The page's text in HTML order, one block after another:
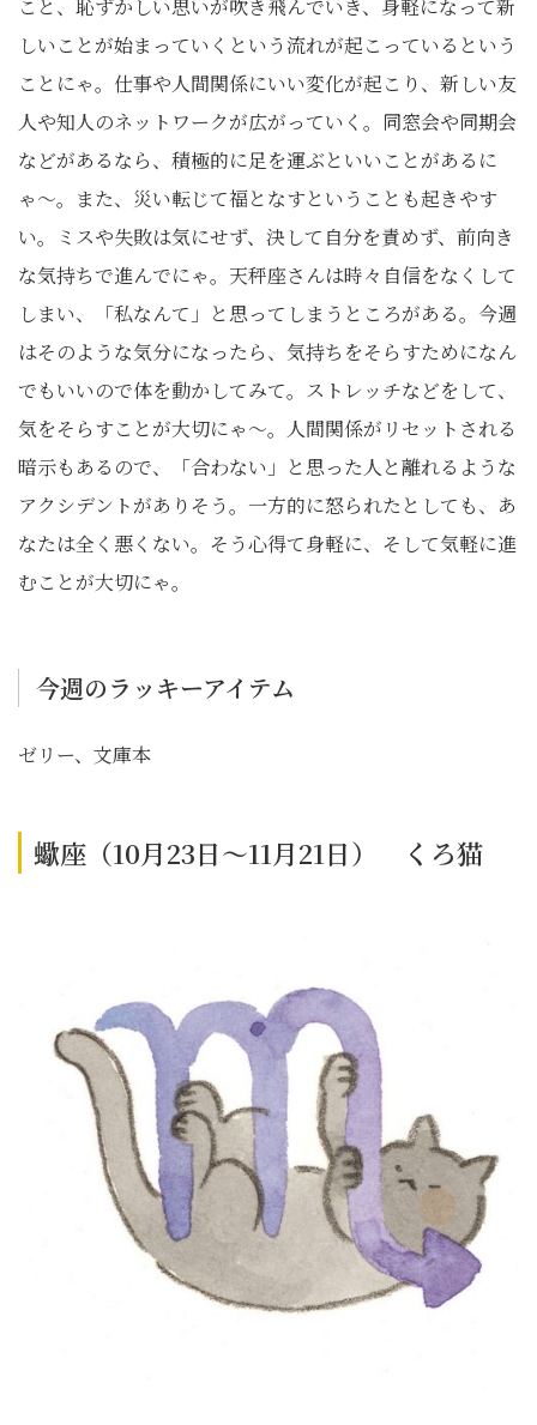
こと、恥ずかしい思いが吹き飛んでいき、身軽になって新
しいことが始まっていくという流れが起こっているという
ことにゃ。仕事や人間関係にいい変化が起こり、新しい友
人や知人のネットワークが広がっていく。同窓会や同期会
などがあるなら、積極的に足を運ぶといいことがあるに
ゃ〜。また、災い転じて福となすということも起きやす
い。ミスや失敗は気にせず、決して自分を責めず、前向き
な気持ちで進んでにゃ。天秤座さんは時々自信をなくして
しまい、「私なんて」と思ってしまうところがある。今週
はそのような気分になったら、気持ちをそらすためになん
でもいいので体を動かしてみて。ストレッチなどをして、
気をそらすことが大切にゃ〜。人間関係がリセットされる
暗示もあるので、「合わない」と思った人と離れるような
アクシデントがありそう。一方的に怒られたとしても、あ
なたは全く悪くない。そう心得て身軽に、そして気軽に進
むことが大切にゃ。
今週のラッキーアイテム
ゼリー、文庫本
蠍座（10月23日～11月21日） くろ猫